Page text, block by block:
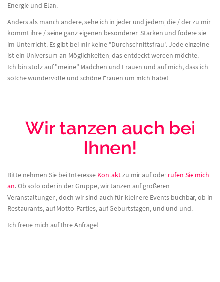
Energie und Elan.
Anders als manch andere, sehe ich in jeder und jedem, die / der zu mir
kommt ihre / seine ganz eigenen besonderen Stärken und födere sie
im Unterricht. Es gibt bei mir keine "Durchschnittsfrau". Jede einzelne
ist ein Universum an Möglichkeiten, das entdeckt werden möchte.
Ich bin stolz auf "meine" Mädchen und Frauen und auf mich, dass ich
solche wundervolle und schöne Frauen um mich habe!
Wir tanzen auch bei
Ihnen!
Bitte nehmen Sie bei Interesse Kontaktzu mir auf oder rufen Sie mich
an. Ob solo oder in der Gruppe, wir tanzen auf größeren
Veranstaltungen, doch wir sind auch für kleinere Events buchbar, ob in
Restaurants, auf Motto-Parties, auf Geburtstagen, und und und.
Ich freue mich auf Ihre Anfrage!